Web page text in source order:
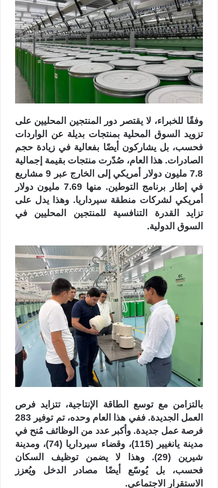
وفقًا للخبراء، لا يقتصر دور المنتجين المحليين على
تزويد السوق المحلية بمنتجات بديلة عن الواردات
فحسب، بل يشاركون أيضًا بفعالية في زيادة حجم
الصادرات. هذا العام، صُدّرت منتجات بقيمة إجمالية
7.8 مليون دولار أمريكي إلى الخارج عبر 9 مشاريع
في إطار برنامج التوطين. منها 7.69 مليون دولار
أمريكي لشركات منطقة سيرداريا. وهذا يدل على
تزايد القدرة التنافسية للمنتجين المحليين في
السوق الدولية.
بالتزامن مع توسع الطاقة الإنتاجية، تتزايد فرص
العمل الجديدة. ففي هذا العام وحده، تم توفير 283
فرصة عمل جديدة. وأكبر عدد من الوظائف مُنح في
مدينة يانغيير (115)، وقضاء سيرداريا (74)، ومدينة
شيرين (29). وهذا لا يضمن توظيف السكان
فحسب، بل يُوسّع أيضًا مصادر الدخل ويُعزز
الاستقرار الاجتماعي.